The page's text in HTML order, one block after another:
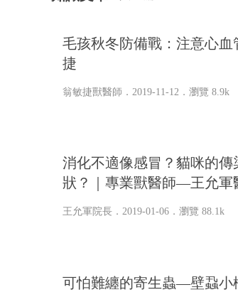
毛孩秋冬防備戰：注意心
捷
翁敏捷獸醫師 ．2019-11-12． 瀏覽 8.9k
消化不適像感冒？貓咪的
狀？｜專業獸醫師—王允軍
王允軍院長 ．2019-01-06． 瀏覽 88.1k
可怕難纏的寄生蟲—壁蝨小